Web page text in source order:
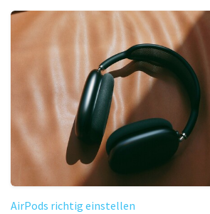
AirPods richtig einstellen